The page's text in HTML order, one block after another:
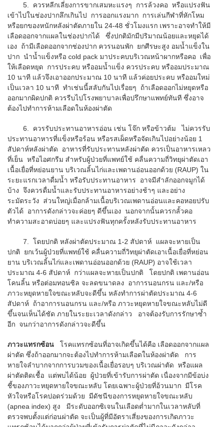
5. ควรหลีกเลี่ยงการขากเสมหะแรงๆ การล้วงคอ หรือแปรงฟัน
เข้าไปในช่องปากลึกเกินไป การออกแรงมาก การเล่นกีฬาที่หักโหม
หรือยกของหนักหลังผ่าตัดภายใน 24-48 ชั่วโมงแรก เพราะอาจทำให้มี
เลือดออกจากแผลในช่องปากได้ ซึ่งปกติมักมีปริมาณน้อยและหยุดได้
เอง ถ้ามีเลือดออกจากช่องปาก ควรนอนพัก ยกศีรษะสูง อมน้ำแข็งใน
ปาก นำน้ำแข็งหรือ cold pack มาประคบบริเวณหน้าผากหรือคอ เพื่อ
ให้เลือดหยุด การประคบ หรืออมน้ำแข็ง ควรประคบ หรืออมประมาณ
10 นาที แล้วจึงเอาออกประมาณ 10 นาที แล้วค่อยประคบ หรืออมใหม่
เป็นเวลา 10 นาที ทำเช่นนี้สลับกันไปเรื่อยๆ ถ้าเลือดออกไม่หยุดหรือ
ออกมากผิดปกติ ควรรีบไปโรงพยาบาลเพื่อปรึกษาแพทย์ทันที ซึ่งอาจ
ต้องไปทำการห้ามเลือดในห้องผ่าตัด
6. ควรรับประทานอาหารอ่อน เช่น โจ๊ก หรือข้าวต้ม ไม่ควรรับ
ประทานอาหารที่แข็งหรือร้อน หรือรสเผ็ดหรือจัดเกินไปอย่างน้อย 1
สัปดาห์หลังผ่าตัด อาหารที่รับประทานหลังผ่าตัด ควรเป็นอาหารเหลว
ที่เย็น หรือไอศกรีม สำหรับผู้ป่วยที่แพทย์ใช้ คลื่นความถี่วิทยุผ่าตัดเอา
เนื้อเยื่อที่หย่อนยาน บริเวณลิ้นไก่และเพดานอ่อนออกด้วย (RAUP) ใน
ระยะแรกเวลาดื่มน้ำ หรือรับประทานอาหาร อาจมีสำลักออกจมูกได้
บ้าง จึงควรดื่มน้ำและรับประทานอาหารอย่างช้าๆ และอย่าง
ระมัดระวัง ส่วนใหญ่เมื่อกล้ามเนื้อบริเวณเพดานอ่อนและคอหอยปรับ
ตัวได้ อาการดังกล่าวจะค่อยๆ ดีขึ้นเอง นอกจากนั้นควรกลั้วคอ
ทำความสะอาดบ่อยๆ และแปรงฟันทุกครั้งหลังรับประทานอาหาร
7. โดยปกติ หลังผ่าตัดประมาณ 1-2 สัปดาห์ แผลจะหายเป็น
ปกติ ยกเว้นผู้ป่วยที่แพทย์ใช้ คลื่นความถี่วิทยุผ่าตัดเอาเนื้อเยื่อที่หย่อน
ยาน บริเวณลิ้นไก่และเพดานอ่อนออกด้วย (RAUP) อาจใช้เวลา
ประมาณ 4-6 สัปดาห์ กว่าแผลจะหายเป็นปกติ โดยปกติ เพดานอ่อน
โคนลิ้น หรือต่อมทอนซิล จะลดขนาดลง อาการนอนกรน และ/หรือ
ภาวะหยุดหายใจขณะหลับจะดีขึ้น หลังทำการผ่าตัดประมาณ 4-6
สัปดาห์ ถ้าอาการนอนกรน และ/หรือ ภาวะหยุดหายใจขณะหลับไม่ดี
ขึ้นจนเห็นได้ชัด ภายในระยะเวลาดังกล่าว อาจต้องรับการรักษาซ้ำ
อีก จนกว่าอาการดังกล่าวจะดีขึ้น
ภาวะแทรกซ้อน โรคแทรกซ้อนที่อาจเกิดขึ้นได้คือ เลือดออกจากแผล
ผ่าตัด ซึ่งถ้าออกมากจะต้องไปทำการห้ามเลือดในห้องผ่าตัด การ
หายใจลำบากจากการบวมของเนื้อเยื่อรอบๆ บริเวณผ่าตัด หรือแผล
ผ่าตัดติดเชื้อ แต่พบได้น้อย ผู้ป่วยที่เข้ารับการผ่าตัด เนื่องจากมีข้อบ่ง
ชี้ของภาวะหยุดหายใจขณะหลับ โดยเฉพาะผู้ป่วยที่อ้วนมาก มีโรค
หัวใจหรือโรคปอดร่วมด้วย มีดัชนีของการหยุดหายใจขณะหลับ
(apnea index) สูง มีระดับออกซิเจนในเลือดต่ำมากในเวลาหลับที่
ตรวจพบตั้งแต่ก่อนผ่าตัด จะเป็นผู้ที่มีอัตราเสี่ยงของการเกิดภาวะ